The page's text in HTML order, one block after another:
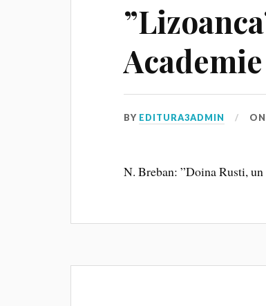
Academie
BY EDITURA3ADMIN ON
N. Breban: ”Doina Rusti,